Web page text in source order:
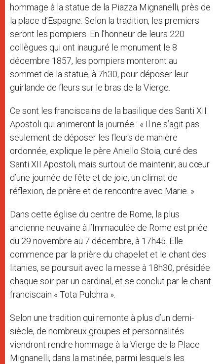
hommage à la statue de la Piazza Mignanelli, près de
la place d’Espagne. Selon la tradition, les premiers
seront les pompiers. En l’honneur de leurs 220
collègues qui ont inauguré le monument le 8
décembre 1857, les pompiers monteront au
sommet de la statue, à 7h30, pour déposer leur
guirlande de fleurs sur le bras de la Vierge.
Ce sont les franciscains de la basilique des Santi XII
Apostoli qui animeront la journée : « Il ne s’agit pas
seulement de déposer les fleurs de manière
ordonnée, explique le père Aniello Stoia, curé des
Santi XII Apostoli, mais surtout de maintenir, au cœur
d’une journée de fête et de joie, un climat de
réflexion, de prière et de rencontre avec Marie. »
Dans cette église du centre de Rome, la plus
ancienne neuvaine à l’Immaculée de Rome est priée
du 29 novembre au 7 décembre, à 17h45. Elle
commence par la prière du chapelet et le chant des
litanies, se poursuit avec la messe à 18h30, présidée
chaque soir par un cardinal, et se conclut par le chant
franciscain « Tota Pulchra ».
Selon une tradition qui remonte à plus d’un demi-
siècle, de nombreux groupes et personnalités
viendront rendre hommage à la Vierge de la Place
Mignanelli, dans la matinée, parmi lesquels les